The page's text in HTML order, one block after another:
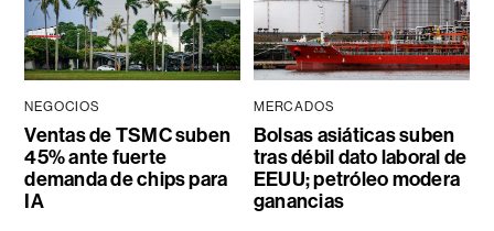
NEGOCIOS
Ventas de TSMC suben
45% ante fuerte
demanda de chips para
IA
MERCADOS
Bolsas asiáticas suben
tras débil dato laboral de
EEUU; petróleo modera
ganancias